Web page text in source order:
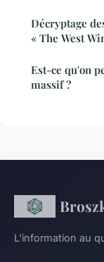
Décryptage
« The West
Est-ce qu'on
massif ?
L'information au